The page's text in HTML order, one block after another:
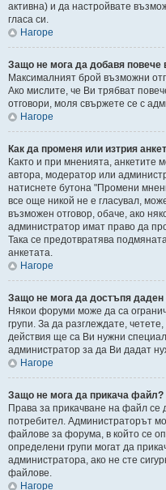
активна) и да настройвате
гласа си.
Нагоре
Защо не мога да добавя повече
Максималният брой възможни
Ако мислите, че Ви трябват
отговори, моля свържете се с
Нагоре
Как да променя или изтрия
Както и при мненията, анкетите
автора, модератор или
натиснете бутона "Промени
все още никой не е гласувал,
възможен отговор, обаче, ако
администратор имат право да
Така се предотвратява
анкетата.
Нагоре
Защо не мога да достъпя
Някои форуми може да са
групи. За да разглеждате,
действия ще са Ви нужни
администратор за да Ви дадат
Нагоре
Защо не мога да прикача файл?
Права за прикачване на файл се
потребител. Администраторът
файлове за форума, в който се
определени групи могат да
администратора, ако не сте
файлове.
Нагоре